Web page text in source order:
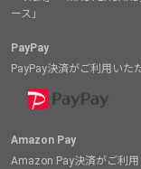
ース」
PayPay
PayPay決済がご利用いた
Amazon Pay
Amazon Pay決済がご利用